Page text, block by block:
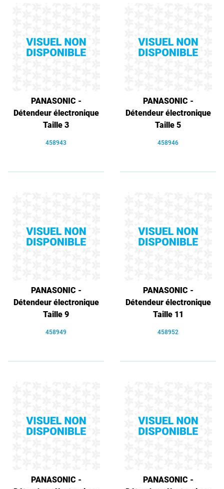
PANASONIC -
Détendeur électronique
Taille 3
458943
PANASONIC -
Détendeur électronique
Taille 5
458946
PANASONIC -
Détendeur électronique
Taille 9
458949
PANASONIC -
Détendeur électronique
Taille 11
458952
PANASONIC -
PANASONIC -